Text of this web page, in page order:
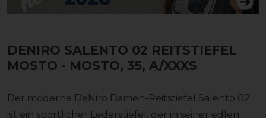
DENIRO SALENTO 02 REITSTIEFEL
MOSTO - MOSTO, 35, A/XXXS
Der moderne DeNiro Damen-Reitstiefel Salento 02
ist ein sportlicher Lederstiefel, der in seiner edlen